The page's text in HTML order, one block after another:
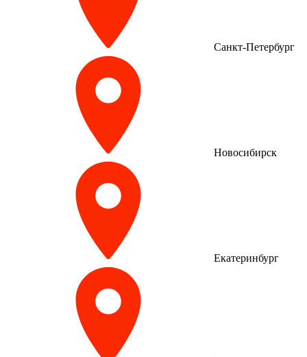
Санкт-Петербург
Новосибирск
Екатеринбург